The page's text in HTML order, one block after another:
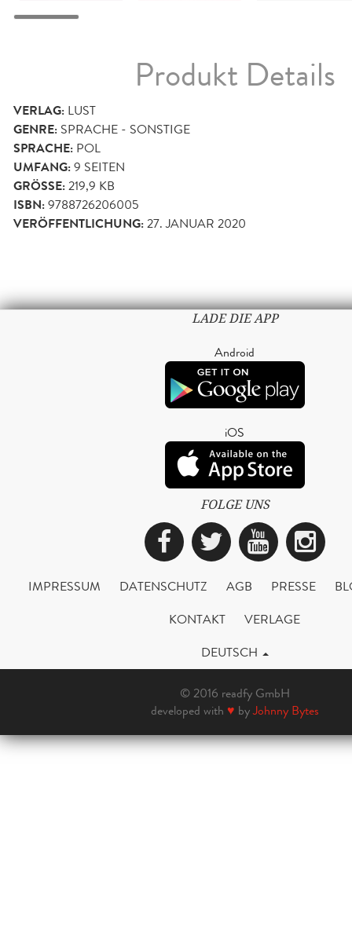
Produkt Details
VERLAG: LUST
GENRE: SPRACHE - SONSTIGE
SPRACHE: POL
UMFANG:9 SEITEN
GRÖSSE: 219,9 KB
ISBN:9788726206005
VERÖFFENTLICHUNG:27. JANUAR 2020
LADE DIE APP
Android
iOS
FOLGE UNS
Facebook
Twitter
IMPRESSUM DATENSCHUTZ AGB PRESSE
KONTAKT
VERLAGE
DEUTSCH
© 2016 readfy GmbH
developed with ♥ byJohnny Bytes